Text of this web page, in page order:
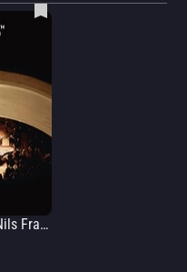
Tripping with Nils Frahm